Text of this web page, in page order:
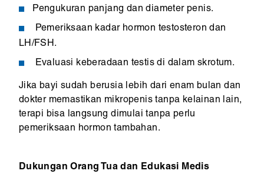
Pengukuran panjang dan diameter penis.
Pemeriksaan kadar hormon testosteron dan
LH/FSH.
Evaluasi keberadaan testis di dalam skrotum.
Jika bayi sudah berusia lebih dari enam bulan dan
dokter memastikan mikropenis tanpa kelainan lain,
terapi bisa langsung dimulai tanpa perlu
pemeriksaan hormon tambahan.
Dukungan Orang Tua dan Edukasi Medis